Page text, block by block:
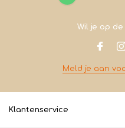
Wil je op
Meld je aan
Klantenservice